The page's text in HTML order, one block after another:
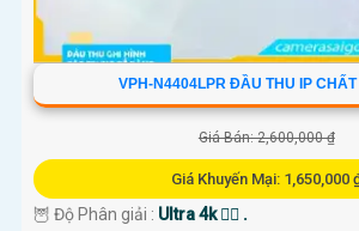
VPH-N4404LPR ĐẦU THU IP
Giá Bán: 2,600,000 ₫
Giá Khuyến Mại: 1,650,000
🦉 Độ Phân giải : Ultra 4k 👍🏾 .